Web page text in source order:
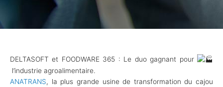
DELTASOFT et FOODWARE 365 : Le duo gagnant pour
l’industrie agroalimentaire.
ANATRANS, la plus grande usine de transformation du cajou